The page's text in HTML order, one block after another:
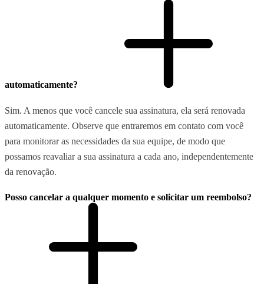
automaticamente?
Sim. A menos que você cancele sua assinatura, ela será renovada
automaticamente. Observe que entraremos em contato com você
para monitorar as necessidades da sua equipe, de modo que
possamos reavaliar a sua assinatura a cada ano, independentemente
da renovação.
Posso cancelar a qualquer momento e solicitar um reembolso?